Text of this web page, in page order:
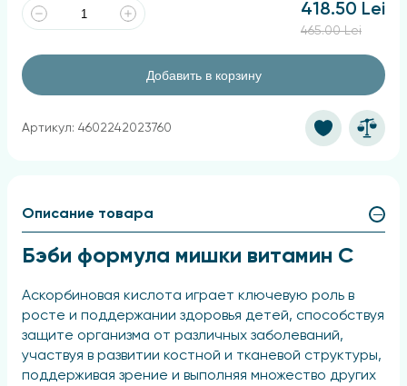
418.50 Lei
465.00 Lei
Добавить в корзину
Артикул: 4602242023760
Описание товара
Бэби формула мишки витамин С
Аскорбиновая кислота играет ключевую роль в
росте и поддержании здоровья детей, способствуя
защите организма от различных заболеваний,
участвуя в развитии костной и тканевой структуры,
поддерживая зрение и выполняя множество других